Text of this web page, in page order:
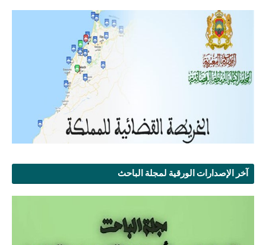
آخر الإصدارات الورقية لمجلة الباحث